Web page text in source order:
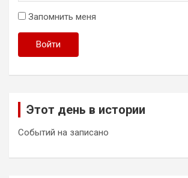
Запомнить меня
Войти
Этот день в истории
Событий на записано